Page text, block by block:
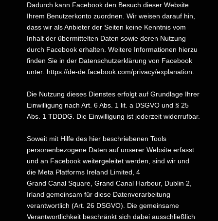
Dadurch kann Facebook den Besuch dieser Website
Ihrem Benutzerkonto zuordnen. Wir weisen darauf hin,
dass wir als Anbieter der Seiten keine Kenntnis vom
Inhalt der übermittelten Daten sowie deren Nutzung
durch Facebook erhalten. Weitere Informationen hierzu
finden Sie in der Datenschutzerklärung von Facebook
unter: https://de-de.facebook.com/privacy/explanation
Die Nutzung dieses Dienstes erfolgt auf Grundlage Ihrer
Einwilligung nach Art. 6 Abs. 1 lit. a DSGVO und § 25
Abs. 1 TDDDG. Die Einwilligung ist jederzeit widerrufbar.
Soweit mit Hilfe des hier beschriebenen Tools
personenbezogene Daten auf unserer Website erfasst
und an Facebook weitergeleitet werden, sind wir und
die Meta Platforms Ireland Limited, 4
Grand Canal Square, Grand Canal Harbour, Dublin 2,
Irland gemeinsam für diese Datenverarbeitung
verantwortlich (Art. 26 DSGVO). Die gemeinsame
Verantwortlichkeit beschränkt sich dabei ausschließlich